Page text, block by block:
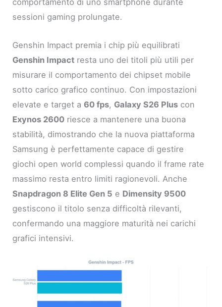
comportamento di uno smartphone durante
sessioni gaming prolungate.
Genshin Impact premia i chip più equilibrati
Genshin Impact resta uno dei titoli più utili per
misurare il comportamento dei chipset mobile
sotto carico grafico continuo. Con impostazioni
elevate e target a60 fps, Galaxy S26 Plus con
Exynos 2600 riesce a mantenere una buona
stabilità, dimostrando che la nuova piattaforma
Samsung è perfettamente capace di gestire
giochi open world complessi quando il frame rate
massimo resta entro limiti ragionevoli. Anche
Snapdragon 8 Elite Gen 5 e Dimensity 9500
gestiscono il titolo senza difficoltà rilevanti,
confermando una maggiore maturità nei carichi
grafici intensivi.